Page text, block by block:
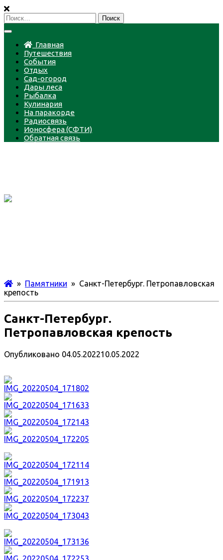
Пропустить
Найти:
Главная
Путешествия
События
Отдых
Сад-огород
Дары леса
Рыбалка
Кулинария
На паракорде
Радиосвязь
Ионосфера (СФТИ)
Обратная связь
» Памятники » Санкт-Петербург. Петропавловская
крепость
Санкт-Петербург.
Петропавловская крепость
Опубликовано 04.05.202210.05.2022